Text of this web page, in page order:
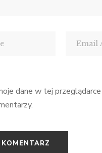
dane w tej